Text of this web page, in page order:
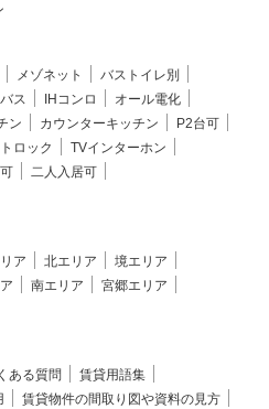
メゾネット
バストイレ別
ス IHコンロ
オール電化
ン カウンターキッチン
P2台可
ロック
TVインターホン
二人入居可
ア 北エリア
境エリア
南エリア
宮郷エリア
ある質問
賃貸用語集
賃貸物件の間取り図や資料の見方